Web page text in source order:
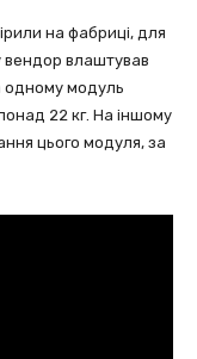
на фабриці, для
вендор влаштував
одному модуль
22 кг. На іншому
цього модуля, за